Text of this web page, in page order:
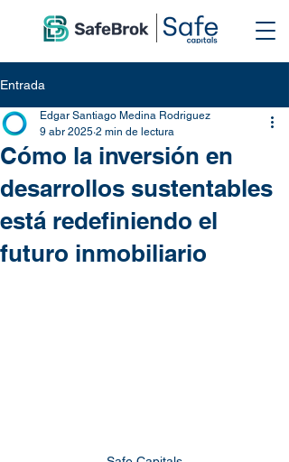
Entrada
Cómo la inversión en
desarrollos sustentables
está redefiniendo el
futuro inmobiliario
Edgar Santiago Medina Rodriguez
9 abr 2025 2 min de lectura